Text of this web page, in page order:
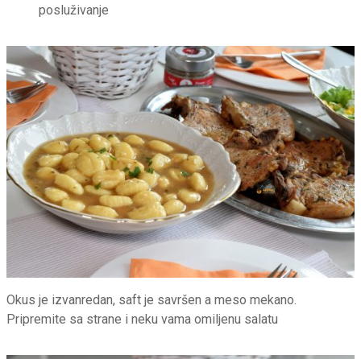
posluživanje
Okus je izvanredan, saft je savršen a meso mekano.
Pripremite sa strane i neku vama omiljenu salatu